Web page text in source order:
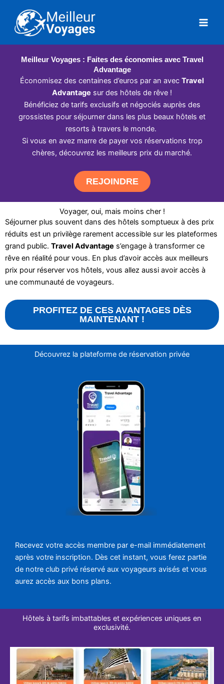
contenu
Meilleur Voyages : Faites des économies avec Travel
Advantage
Économisez des centaines d’euros par an avec Travel
Advantage sur des hôtels de rêve !
Bénéficiez de tarifs exclusifs et négociés auprès des
grossistes pour séjourner dans les plus beaux hôtels et
resorts à travers le monde.
Si vous en avez marre de payer vos réservations trop
chères, découvrez les meilleurs prix du marché.
REJOINDRE
Voyager, oui, mais moins cher !
Séjourner plus souvent dans des hôtels somptueux à des prix
réduits est un privilège rarement accessible sur les plateformes
grand public. Travel Advantage s’engage à transformer ce
rêve en réalité pour vous. En plus d’avoir accès aux meilleurs
prix pour réserver vos hôtels, vous allez aussi avoir accès à
une communauté de voyageurs.
PROFITEZ DE CES AVANTAGES DÈS
MAINTENANT !
Découvrez la plateforme de réservation privée
Recevez votre accès membre par e-mail immédiatement
après votre inscription. Dès cet instant, vous ferez partie
de notre club privé réservé aux voyageurs avisés et vous
aurez accès aux bons plans.
Hôtels à tarifs imbattables et expériences uniques en
exclusivité.